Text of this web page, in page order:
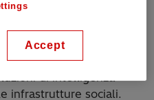
partnership.
Hitachi Energy
l'ultima novità del
di intelligenza
infrastrutture sociali.
Accept